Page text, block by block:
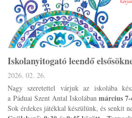
Iskolanyitogató leendő
2026. 02. 26.
Nagy szeretettel várjuk az iskolába
a Páduai Szent Antal Iskolában március
Sok érdekes játékkal készülünk, és senkit